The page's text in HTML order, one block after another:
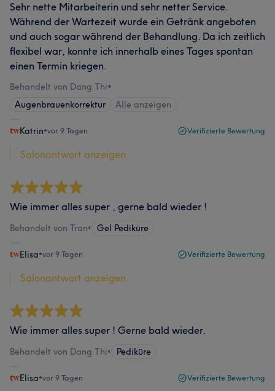
Sehr nette Mitarbeiterin und sehr netter Service.
Während der Wartezeit wurde ein Getränk angeboten
und auch sogar während der Behandlung. Da ich zeitlich
flexibel war, konnte ich innerhalb eines Tages spontan
einen Termin kriegen.
Behandelt von Dang Thi•
Augenbrauenkorrektur
Alle anzeigen
Katrin•vor 9 Tagen Verifizierte Bewertung
Salonantwort anzeigen
Wie immer alles super , gerne bald wieder !
Behandelt von Tran• Gel Pediküre
Elisa•vor 9 Tagen Verifizierte Bewertung
Salonantwort anzeigen
Wie immer alles super ! Gerne bald wieder.
Behandelt von Dang Thi• Pediküre
Elisa•vor 9 Tagen Verifizierte Bewertung